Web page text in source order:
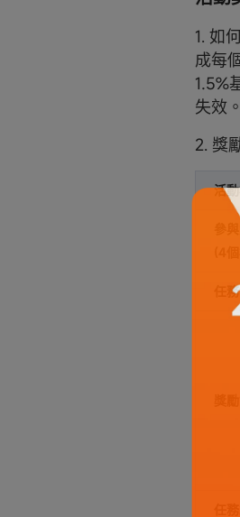
1. 如
成每
1.5%
失效。
2. 獎
活
參
(4
任